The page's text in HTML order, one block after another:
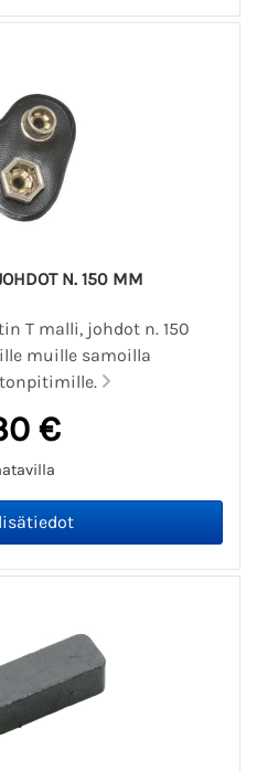
N. 150 MM
T malli, johdot n. 150
muille samoilla
€